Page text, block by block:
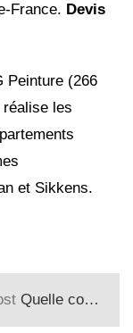
France. Devis
Peinture (266
les
et Sikkens.
Quelle couleur choisir pour mon garage ?